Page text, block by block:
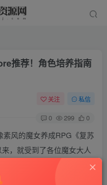
推荐！角色培养指南
关注 私信
0 299 0
风的魔女养成RPG《复苏
，就受到了各位魔女大人
today推荐!为了帮助魔女大
为大家奉上一份角色培养